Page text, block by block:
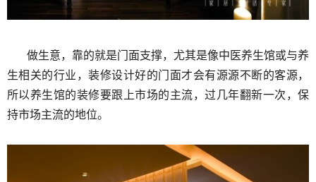
做生意，靠的就是门面支撑，尤其是像中医养生馆或与养
生相关的行业，装修设计好的门面才会有源源不断的客源，
所以养生馆的装修要跟上市场的主流，过几年翻新一次，保
持市场主流的地位。